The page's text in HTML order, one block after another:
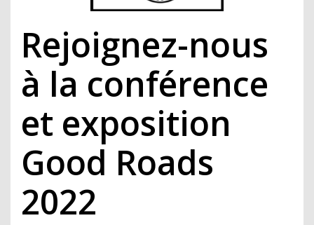
Rejoignez-nous
à la conférence
et exposition
Good Roads
2022